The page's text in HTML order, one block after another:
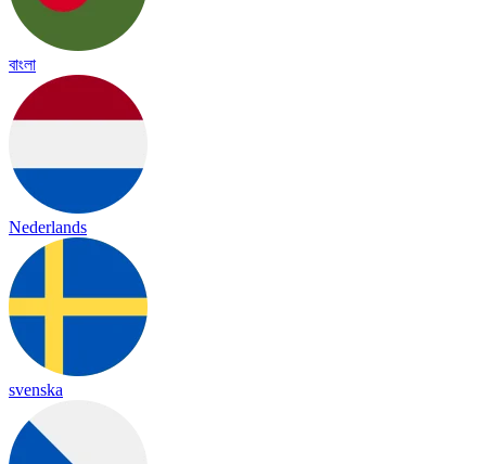
বাংলা
Nederlands
svenska